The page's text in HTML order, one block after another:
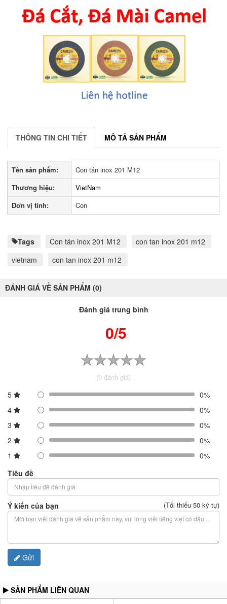
THÔNG TIN CHI TIẾT MÔ TẢ SẢN PHẨM
Tên sản phẩm:
Con tán inox 201 M12
Thương hiệu:
VietNam
Đơn vị tính:
Con
Tags Con tán inox 201 M12
con tan inox 201 m12
vietnam
con tan inox 201 m12
ĐÁNH GIÁ VỀ SẢN PHẨM (0)
Đánh giá trung bình
0/5
(0 đánh giá)
5
0%
4
0%
3
0%
2
0%
1
0%
Tiêu đề
Ý kiến của bạn (Tối thiểu 50 ký tự)
Gửi
SẢN PHẨM LIÊN QUAN